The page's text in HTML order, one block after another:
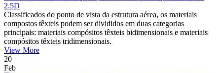
2.5D
Classificados do ponto de vista da estrutura aérea, os materiais
compostos têxteis podem ser divididos em duas categorias
principais: materiais compósitos têxteis bidimensionais e materiais
compósitos têxteis tridimensionais.
View More
20
Feb